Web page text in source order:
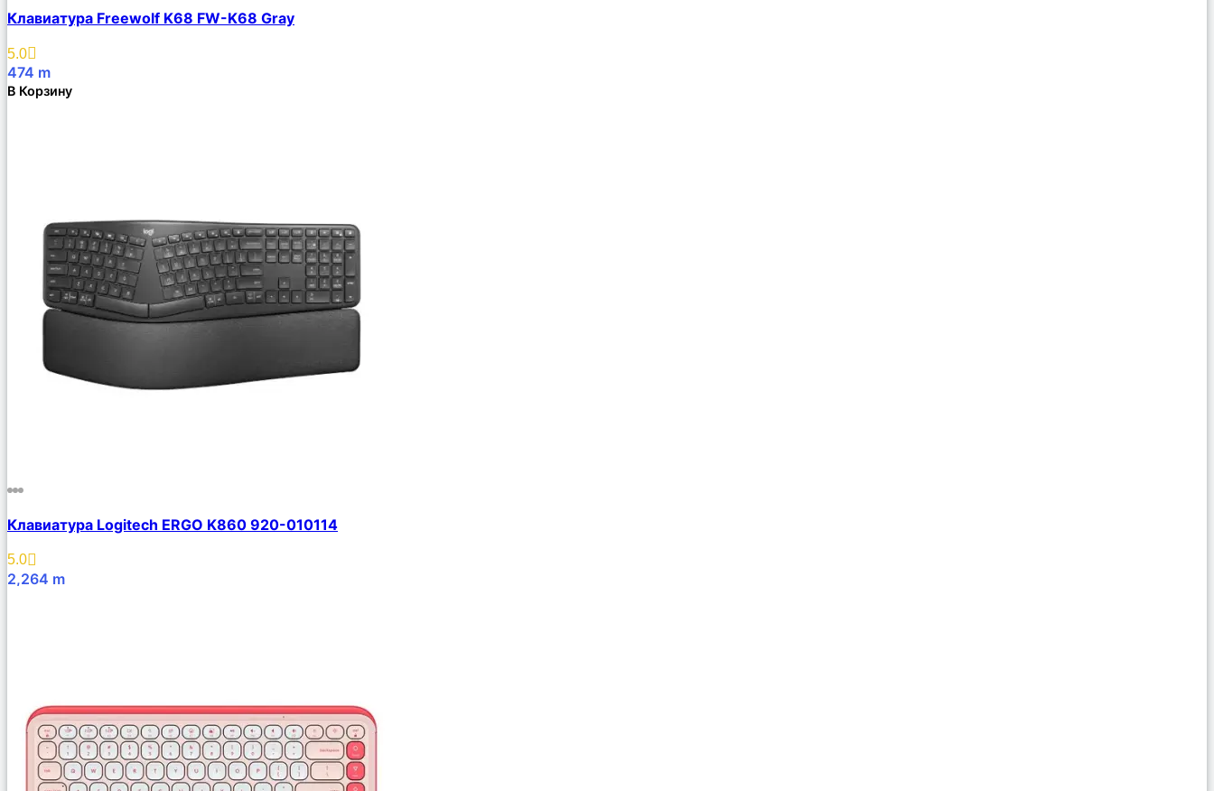
Клавиатура Freewolf K68 FW-K68 Gray
5.0
474 m
В Корзину
Клавиатура Logitech ERGO K860 920-010114
5.0
2,264 m